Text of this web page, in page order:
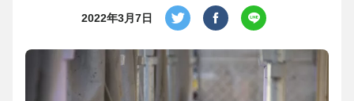
2022年3月7日